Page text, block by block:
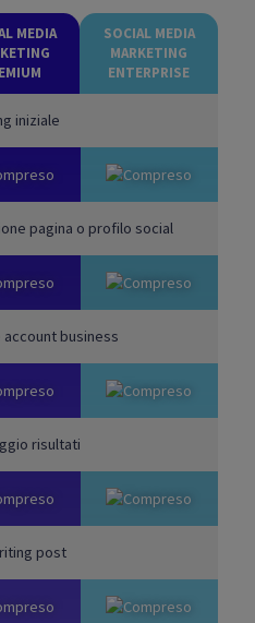
MEDIA
SOCIAL MEDIA
MARKETING
ENTERPRISE
iniziale
pagina o profilo social
business
risultati
post